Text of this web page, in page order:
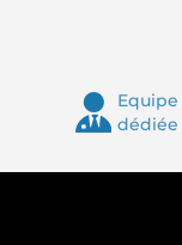
Equipe
dédiée